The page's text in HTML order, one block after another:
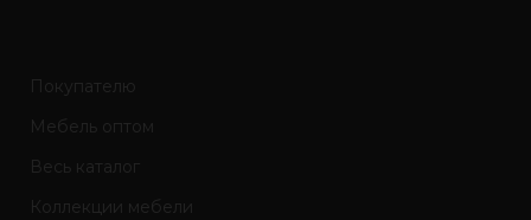
Покупателю
Мебель оптом
Весь каталог
Коллекции мебели